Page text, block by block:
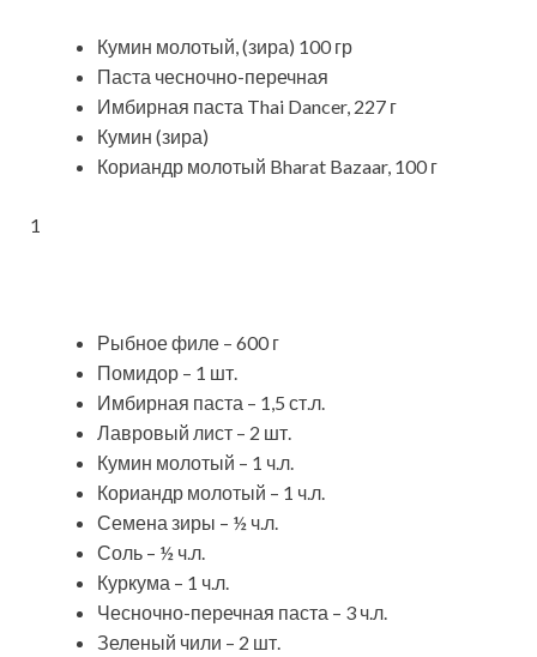
Кумин молотый, (зира) 100 гр
Паста чесночно-перечная
Имбирная паста Thai Dancer, 227 г
Кумин (зира)
Кориандр молотый Bharat Bazaar, 100 г
1
Рыбное филе – 600 г
Помидор – 1 шт.
Имбирная паста – 1,5 ст.л.
Лавровый лист – 2 шт.
Кумин молотый – 1 ч.л.
Кориандр молотый – 1 ч.л.
Семена зиры – ½ ч.л.
Соль – ½ ч.л.
Куркума – 1 ч.л.
Чесночно-перечная паста – 3 ч.л.
Зеленый чили – 2 шт.